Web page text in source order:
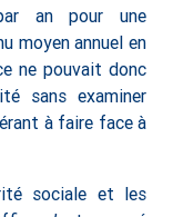
an pour une
moyen annuel en
ne pouvait donc
sans examiner
à faire face à
sociale et les